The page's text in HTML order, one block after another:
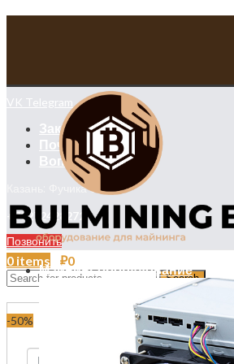
VK Telegram
Заказать звонок
Почта
Вопросы
Казань: Фучика 52а
+79272428272
Позвонить
VKTelegram
0 items ₽0
Search
Майнинг оборудование
-50%